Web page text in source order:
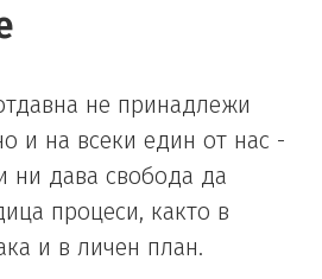
не принадлежи
и на всеки един от нас -
ни дава свобода да
процеси, както в
и в личен план.